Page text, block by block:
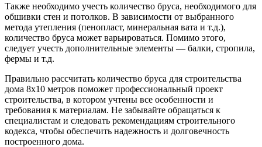
Также необходимо учесть количество бруса, необходимого для
обшивки стен и потолков. В зависимости от выбранного
метода утепления (пенопласт, минеральная вата и т.д.),
количество бруса может варьироваться. Помимо этого,
следует учесть дополнительные элементы — балки, стропила,
фермы и т.д.
Правильно рассчитать количество бруса для строительства
дома 8х10 метров поможет профессиональный проект
строительства, в котором учтены все особенности и
требования к материалам. Не забывайте обращаться к
специалистам и следовать рекомендациям строительного
кодекса, чтобы обеспечить надежность и долговечность
построенного дома.